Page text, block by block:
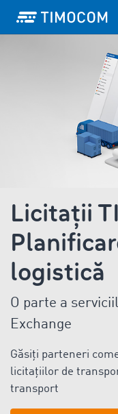
Licitații
logistică
O parte a
Exchange
Găsiți parteneri
licitațiilor de
transport